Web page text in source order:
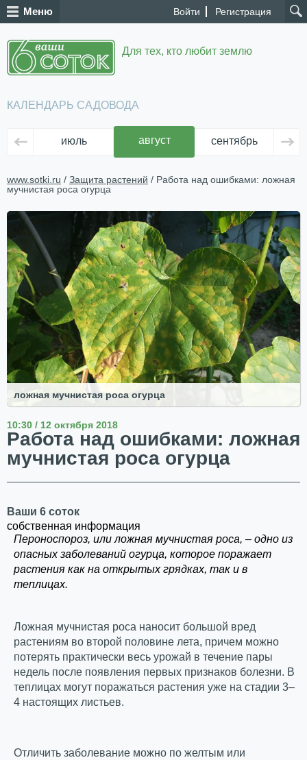
Войти Регистрация
Меню
Для тех, кто любит землю
КАЛЕНДАРЬ САДОВОДА
июль август сентябрь
www.sotki.ru / Защита растений / Работа над ошибками: ложная
мучнистая роса огурца
ложная мучнистая роса огурца
10:30 / 12 октября 2018
Работа над ошибками: ложная
мучнистая роса огурца
Ваши 6 соток
собственная информация
Пероноспороз, или ложная мучнистая роса, – одно из
опасных заболеваний огурца, которое поражает
растения как на открытых грядках, так и в
теплицах.
Ложная мучнистая роса наносит большой вред
растениям во второй половине лета, причем можно
потерять практически весь урожай в течение пары
недель после появления первых признаков болезни. В
теплицах могут поражаться растения уже на стадии 3–
4 настоящих листьев.
Отличить заболевание можно по желтым или